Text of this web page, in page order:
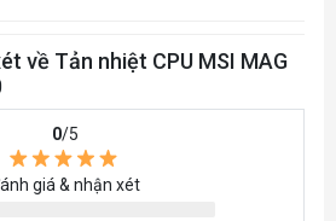
về Tản nhiệt CPU MSI MAG
0/5
giá & nhận xét